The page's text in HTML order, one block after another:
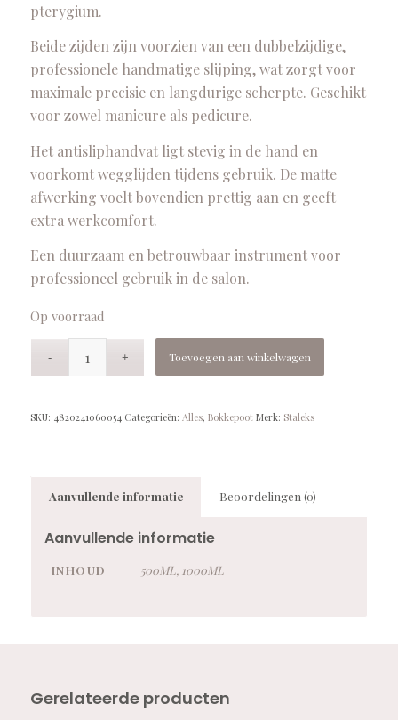
pterygium.
Beide zijden zijn voorzien van een dubbelzijdige,
professionele handmatige slijping, wat zorgt voor
maximale precisie en langdurige scherpte. Geschikt
voor zowel manicure als pedicure.
Het antisliphandvat ligt stevig in de hand en
voorkomt wegglijden tijdens gebruik. De matte
afwerking voelt bovendien prettig aan en geeft
extra werkcomfort.
Een duurzaam en betrouwbaar instrument voor
professioneel gebruik in de salon.
Op voorraad
Toevoegen aan winkelwagen
SKU: 4820241060054 Categorieën: Alles, Bokkepoot Merk: Staleks
Aanvullende informatie Beoordelingen (0)
Aanvullende informatie
INHOUD 500ML, 1000ML
Gerelateerde producten